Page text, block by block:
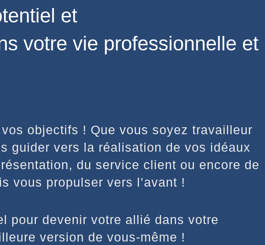
et
votre vie professionnelle et
objectifs ! Que vous soyez travailleur
guider vers la réalisation de vos idéaux
du service client ou encore de
vous propulser vers l’avant !
pour devenir votre allié dans votre
version de vous-même !